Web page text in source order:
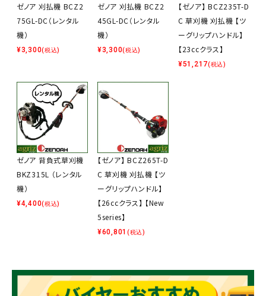
ゼノア 刈払機 BCZ2
75GL-DC（レンタル
機）
¥3,300(税込)
ゼノア 刈払機 BCZ2
45GL-DC（レンタル
機）
¥3,300(税込)
【ゼノア】 BCZ235T-D
C 草刈機 刈払機 【ツ
ーグリップハンドル】
【23ccクラス】
¥51,217(税込)
ゼノア 背負式草刈機
BKZ315L （レンタル
機）
¥4,400(税込)
【ゼノア】 BCZ265T-D
C 草刈機 刈払機 【ツ
ーグリップハンドル】
【26ccクラス】 【New
5series】
¥60,801 (税込)